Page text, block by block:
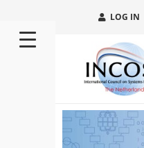
LOG IN